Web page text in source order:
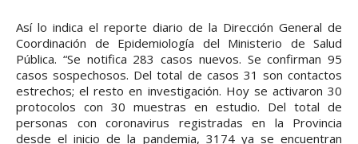
Así lo indica el reporte diario de la Dirección General de
Coordinación de Epidemiología del Ministerio de Salud
Pública. “Se notifica 283 casos nuevos. Se confirman 95
casos sospechosos. Del total de casos 31 son contactos
estrechos; el resto en investigación. Hoy se activaron 30
protocolos con 30 muestras en estudio. Del total de
personas con coronavirus registradas en la Provincia
desde el inicio de la pandemia, 3174 ya se encuentran